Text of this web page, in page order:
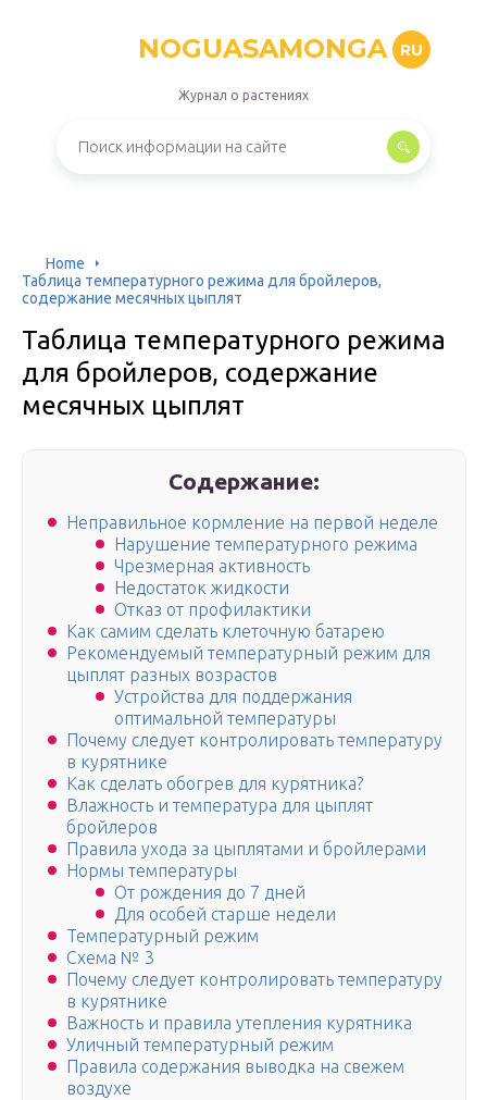
NOGUASAMONGA RU
Журнал о растениях
Home
Таблица температурного режима для бройлеров,
содержание месячных цыплят
Таблица температурного режима
для бройлеров, содержание
месячных цыплят
Содержание:
Неправильное кормление на первой неделе
Нарушение температурного режима
Чрезмерная активность
Недостаток жидкости
Отказ от профилактики
Как самим сделать клеточную батарею
Рекомендуемый температурный режим для
цыплят разных возрастов
Устройства для поддержания
оптимальной температуры
Почему следует контролировать температуру
в курятнике
Как сделать обогрев для курятника?
Влажность и температура для цыплят
бройлеров
Правила ухода за цыплятами и бройлерами
Нормы температуры
От рождения до 7 дней
Для особей старше недели
Температурный режим
Схема № 3
Почему следует контролировать температуру
в курятнике
Важность и правила утепления курятника
Уличный температурный режим
Правила содержания выводка на свежем
воздухе